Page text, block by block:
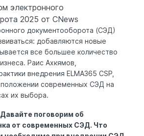
электронного
2025 от CNews
документооборота (СЭД)
добавляются новые
все большее количество
Раис Ахкямов,
внедрения ELMA365 CSP,
положении современных СЭД на
их выбора.
поговорим об
от современных СЭД. Что